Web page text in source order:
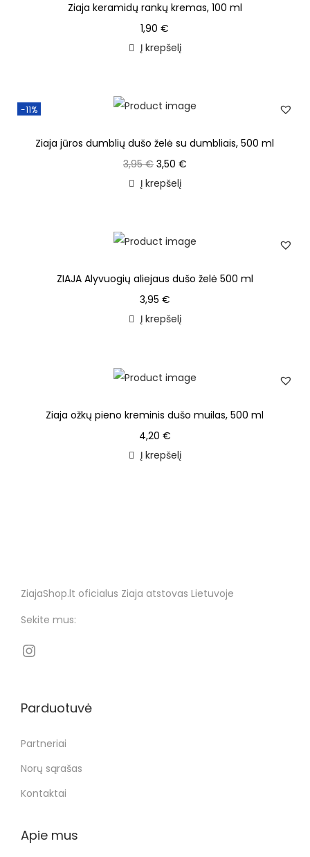
Ziaja keramidų rankų kremas, 100 ml
1,90€
Į krepšelį
-11%
Ziaja jūros dumblių dušo želė su dumbliais, 500 ml
3,95€ 3,50 €
Į krepšelį
ZIAJA Alyvuogių aliejaus dušo želė 500 ml
3,95 €
Į krepšelį
Ziaja ožkų pieno kreminis dušo muilas, 500 ml
4,20 €
Į krepšelį
ZiajaShop.lt oficialus Ziaja atstovas Lietuvoje
Sekite mus:
Parduotuvė
Partneriai
Norų sąrašas
Kontaktai
Apie mus